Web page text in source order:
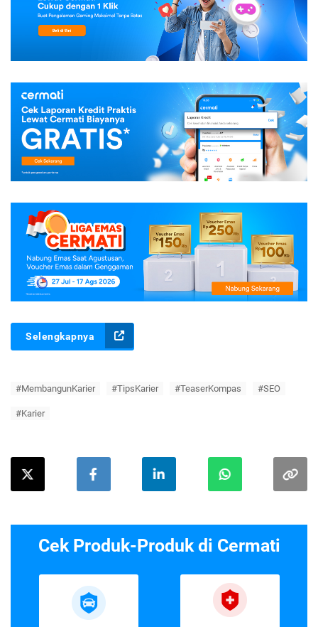
Selengkapnya
#MembangunKarier #TipsKarier #TeaserKompas #SEO
#Karier
Cek Produk-Produk di Cermati